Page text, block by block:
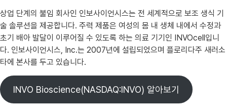
상업 단계의 불임 회사인 인보사이언시스는 전 세계적으로 보조 생식 기
술 솔루션을 제공합니다. 주력 제품은 여성의 몸 내 생체 내에서 수정과
초기 배아 발달이 이루어질 수 있도록 하는 의료 기기인 INVOcell입니
다. 인보사이언시스, Inc.는 2007년에 설립되었으며 플로리다주 새러소
타에 본사를 두고 있습니다.
INVO Bioscience(NASDAQ:INVO) 알아보기